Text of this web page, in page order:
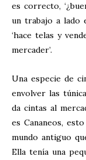
es correcto,
un trabajo a lado
‘hace telas y
mercader’.
Una especie de
envolver las
da cintas al
es Cananeos,
mundo antiguo
Ella tenía una